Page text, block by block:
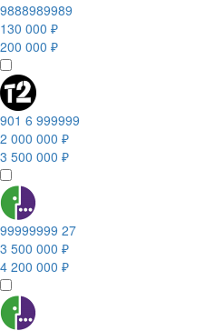
9888989989
130 000 ₽
200 000 ₽
901 6 999999
2 000 000 ₽
3 500 000 ₽
99999999 27
3 500 000 ₽
4 200 000 ₽